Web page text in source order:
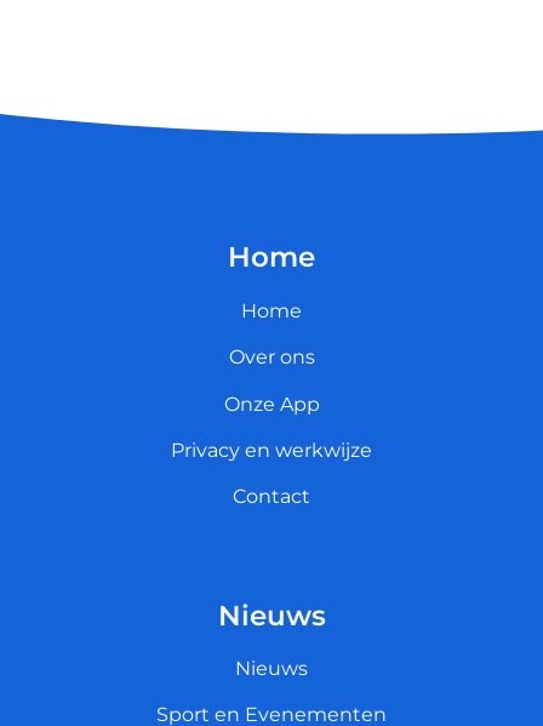
Home
Home
Over ons
Onze App
Privacy en werkwijze
Contact
Nieuws
Nieuws
Sport en Evenementen